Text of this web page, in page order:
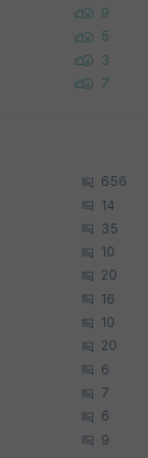
9
5
3
7
656
14
35
10
20
16
10
20
6
7
6
9